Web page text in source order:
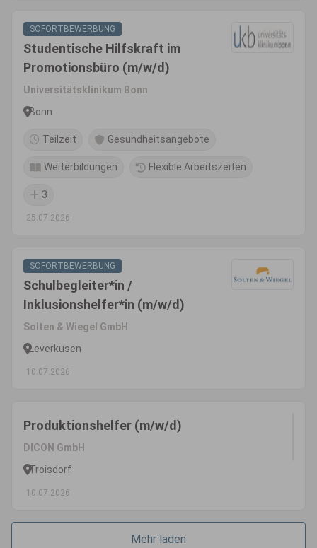
SOFORTBEWERBUNG
Studentische Hilfskraft im
Promotionsbüro (m/w/d)
Universitätsklinikum Bonn
Bonn
Teilzeit Gesundheitsangebote
Weiterbildungen Flexible Arbeitszeiten
3
25.07.2026
SOFORTBEWERBUNG
Schulbegleiter*in /
Inklusionshelfer*in (m/w/d)
Solten & Wiegel GmbH
Leverkusen
10.07.2026
Produktionshelfer (m/w/d)
DICON GmbH
Troisdorf
10.07.2026
Mehr laden